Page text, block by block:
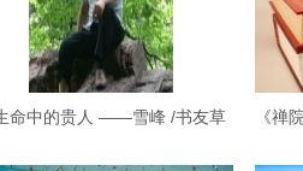
命中的贵人 ——雪峰 /书友草